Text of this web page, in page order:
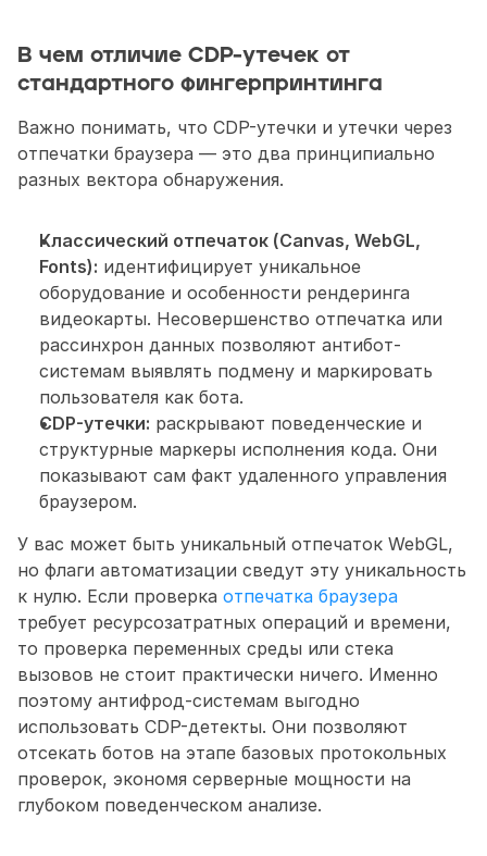
В чем отличие CDP-утечек от
стандартного фингерпринтинга
Важно понимать, что CDP-утечки и утечки через
отпечатки браузера — это два принципиально
разных вектора обнаружения.
Классический отпечаток (Canvas, WebGL,
Fonts): идентифицирует уникальное
оборудование и особенности рендеринга
видеокарты. Несовершенство отпечатка или
рассинхрон данных позволяют антибот-
системам выявлять подмену и маркировать
пользователя как бота.
CDP-утечки: раскрывают поведенческие и
структурные маркеры исполнения кода. Они
показывают сам факт удаленного управления
браузером.
У вас может быть уникальный отпечаток WebGL,
но флаги автоматизации сведут эту уникальность
к нулю. Если проверка отпечатка браузера
требует ресурсозатратных операций и времени,
то проверка переменных среды или стека
вызовов не стоит практически ничего. Именно
поэтому антифрод-системам выгодно
использовать CDP-детекты. Они позволяют
отсекать ботов на этапе базовых протокольных
проверок, экономя серверные мощности на
глубоком поведенческом анализе.